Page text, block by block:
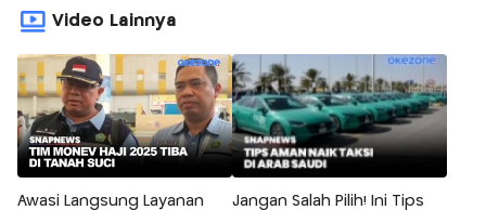
Video Lainnya
Awasi Langsung Layanan
Jangan Salah Pilih! Ini Tips